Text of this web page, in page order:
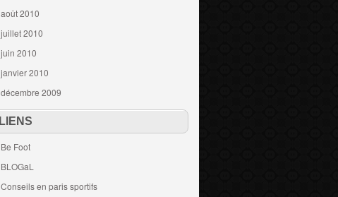
août 2010
juillet 2010
juin 2010
janvier 2010
décembre 2009
LIENS
Be Foot
BLOGaL
Conseils en paris sportifs